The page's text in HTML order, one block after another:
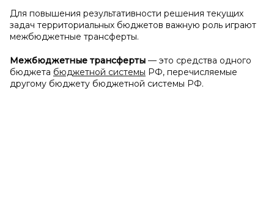
Для повышения результативности решения текущих
задач территориальных бюджетов важную роль играют
межбюджетные трансферты.
Межбюджетные трансферты — это средства одного
бюджета бюджетной системы РФ, перечисляемые
другому бюджету бюджетной системы РФ.